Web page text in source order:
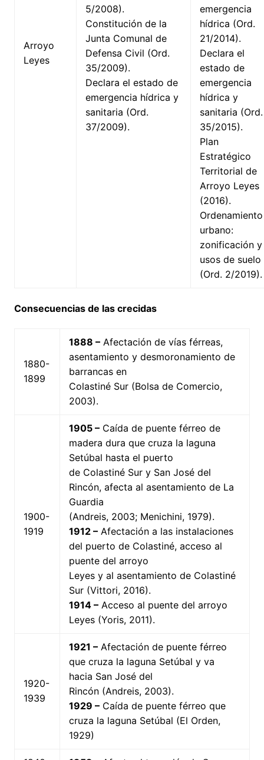
Arroyo
Leyes
5/2008).
Constitución de la
Junta Comunal de
Defensa Civil (Ord.
35/2009).
Declara el estado de
emergencia hídrica y
sanitaria (Ord.
37/2009).
emergencia
hídrica (Ord.
21/2014).
Declara el
estado de
emergencia
hídrica y
sanitaria (Ord.
35/2015).
Plan
Estratégico
Territorial de
Arroyo Leyes
(2016).
Ordenamiento
urbano:
zonificación y
usos de suelo
(Ord. 2/2019).
Consecuencias de las crecidas
1880-
1899
1888 –Afectación de vías férreas,
asentamiento y desmoronamiento de
barrancas en
Colastiné Sur (Bolsa de Comercio,
2003).
1900-
1919
1905 –Caída de puente férreo de
madera dura que cruza la laguna
Setúbal hasta el puerto
de Colastiné Sur y San José del
Rincón, afecta al asentamiento de La
Guardia
(Andreis, 2003; Menichini, 1979).
1912 –Afectación a las instalaciones
del puerto de Colastiné, acceso al
puente del arroyo
Leyes y al asentamiento de Colastiné
Sur (Vittori, 2016).
1914 –Acceso al puente del arroyo
Leyes (Yoris, 2011).
1920-
1939
1921 –Afectación de puente férreo
que cruza la laguna Setúbal y va
hacia San José del
Rincón (Andreis, 2003).
1929 –Caída de puente férreo que
cruza la laguna Setúbal (El Orden,
1929)